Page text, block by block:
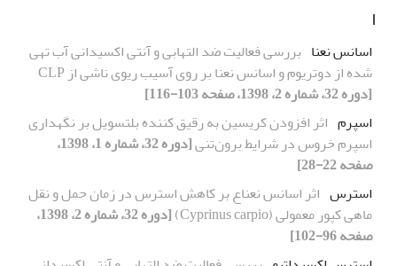
ا
اسانس نعنا بررسی فعالیت ضد التهابی و آنتی اکسیدانی آب تهی
شده از دوتریوم و اسانس نعنا بر روی آسیب ریوی ناشی از CLP
[دوره 32، شماره 2، 1398، صفحه 103-116]
اسپرم اثر افزودن کریسین به رقیق کننده بلتسویل بر نگهداری
اسپرم خروس در شرایط برون‌تنی
[دوره 32، شماره 1، 1398،
صفحه 22-28]
استرس اثر اسانس نعناع بر کاهش استرس در زمان حمل و نقل
ماهی کپور معمولی (Cyprinus carpio)
[دوره 32، شماره 2، 1398،
صفحه 96-102]